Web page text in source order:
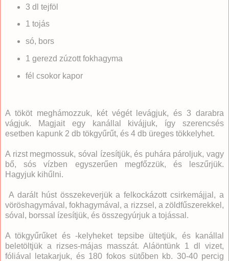
3 dl tejföl
1 tojás
só, bors
1 gerezd zúzott fokhagyma
fél csokor kapor
A tököt meghámozzuk, két végét levágjuk, és 3 darabra
vágjuk. Magjait egy kanállal kivájjuk, így szerencsés
esetben kapunk 2 db tökgyűrűt, és 4 db üreges tökkelyhet.
A rizst megmossuk, sóval ízesítjük, és puhára pároljuk, vagy
bő, sós vízben egyszerűen megfőzzük, és leszűrjük.
Hagyjuk kihűlni.
A darált húst összekeverjük a felkockázott csirkemájjal, a
vöröshagymával, fokhagymával, a rizzsel, a zöldfűszerekkel,
sóval, borssal ízesítjük, és összegyúrjuk a tojással.
A tökgyűrűket és -kelyheket tepsibe ültetjük, és kanállal
beletöltjük a rizses-májas masszát. Aláöntünk 1 dl vizet,
fóliával letakarjuk, és 180 fokos sütőben kb. 30-40 percig